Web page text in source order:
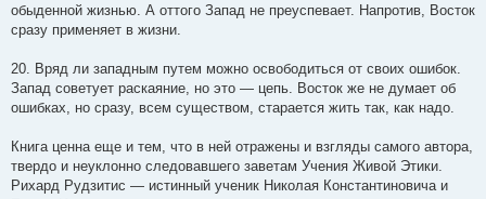
обыденной жизнью. А оттого Запад не преуспевает. Напротив, Восток
сразу применяет в жизни.
20. Вряд ли западным путем можно освободиться от своих ошибок.
Запад советует раскаяние, но это — цепь. Восток же не думает об
ошибках, но сразу, всем существом, старается жить так, как надо.
Книга ценна еще и тем, что в ней отражены и взгляды самого автора,
твердо и неуклонно следовавшего заветам Учения Живой Этики.
Рихард Рудзитис — истинный ученик Николая Константиновича и